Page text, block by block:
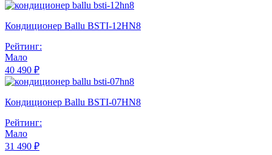
Кондиционер Ballu BSTI-12HN8
Рейтинг:
Мало
40 490 ₽
Кондиционер Ballu BSTI-07HN8
Рейтинг:
Мало
31 490 ₽